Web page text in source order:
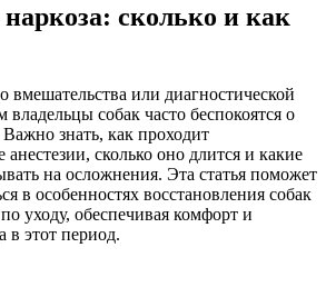
сколько и как
вмешательства или диагностической
собак часто беспокоятся о
знать, как проходит
анестезии, сколько оно длится и какие
на осложнения. Эта статья поможет
в особенностях восстановления собак
уходу, обеспечивая комфорт и
в этот период.